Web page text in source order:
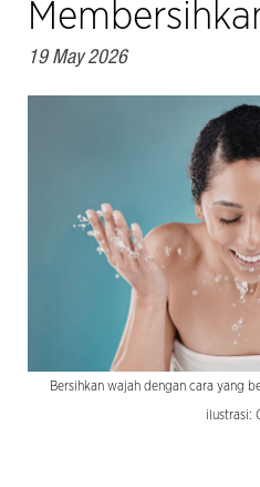
19 May 2026
Bersihkan wajah dengan cara yang
ilustrasi: